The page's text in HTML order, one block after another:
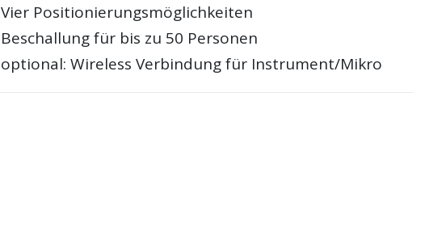
Vier Positionierungsmöglichkeiten
Beschallung für bis zu 50 Personen
optional: Wireless Verbindung für Instrument/Mikro